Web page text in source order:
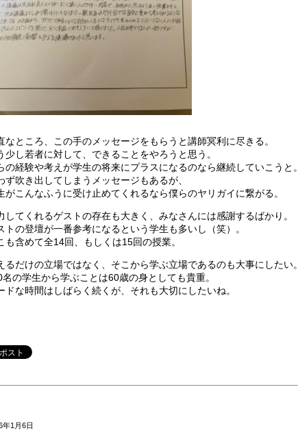
なところ、この手のメッセージをもらうと講師冥利に尽きる。
少し若者に対して、できることをやろうと思う。
の経験や考えが学生の将来にプラスになるのなら継続していこうと。
ず吹き出してしまうメッセージもあるが、
がこんなふうに受け止めてくれるなら僕らのヤリガイに繋がる。
してくれるゲストの存在も大きく、みなさんには感謝するばかり。
トの登壇が一番参考になるという学生も多いし（笑）。
も含めて全14回、もしくは15回の授業。
るだけの立場ではなく、そこから学ぶ立場であるのも大事にしたい。
名の学生から学ぶことは60歳の身としても貴重。
ドな時間はしばらく続くが、それも大切にしたいね。
年1月6日